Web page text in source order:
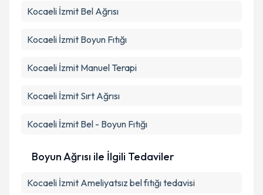
Kocaeli İzmit Bel Ağrısı
Kocaeli İzmit Boyun Fıtığı
Kocaeli İzmit Manuel Terapi
Kocaeli İzmit Sırt Ağrısı
Kocaeli İzmit Bel - Boyun Fıtığı
Boyun Ağrısı ile İlgili Tedaviler
Kocaeli İzmit Ameliyatsız bel fıtığı tedavisi